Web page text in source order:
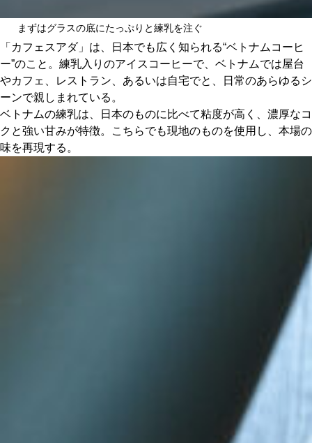
まずはグラスの底にたっぷりと練乳を注ぐ
「カフェスアダ」は、日本でも広く知られる“ベトナムコーヒ
ー”のこと。練乳入りのアイスコーヒーで、ベトナムでは屋台
やカフェ、レストラン、あるいは自宅でと、日常のあらゆるシ
ーンで親しまれている。
ベトナムの練乳は、日本のものに比べて粘度が高く、濃厚なコ
クと強い甘みが特徴。こちらでも現地のものを使用し、本場の
味を再現する。